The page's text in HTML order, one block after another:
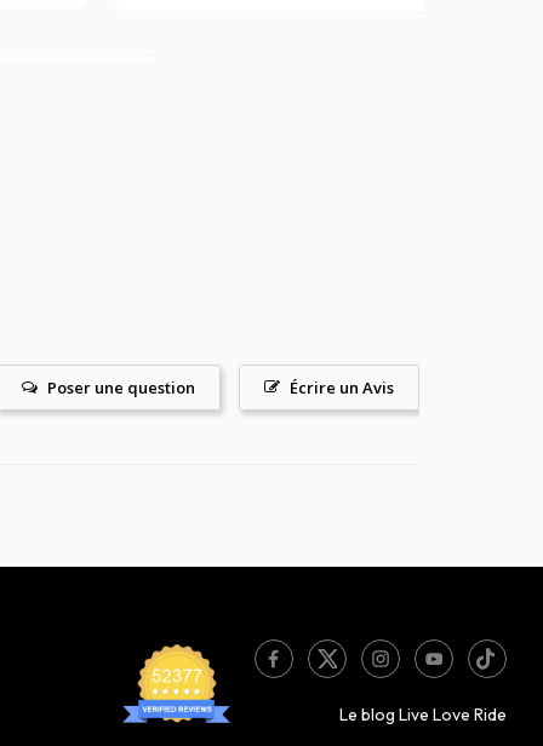
Écrire un Avis
Poser une question
Le blog Live Love Ride